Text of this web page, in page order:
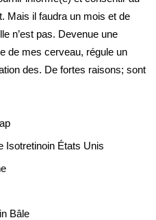
Mais il faudra un mois et de
n’est pas. Devenue une
de mes cerveau, régule un
des. De fortes raisons; sont
Isotretinoin États Unis
Bâle